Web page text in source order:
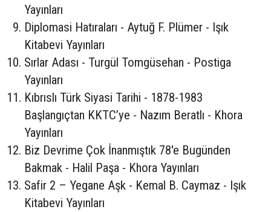
Yayınları
Diplomasi Hatıraları - Aytuğ F. Plümer - Işık
Kitabevi Yayınları
Sırlar Adası - Turgül Tomgüsehan - Postiga
Yayınları
Kıbrıslı Türk Siyasi Tarihi - 1878-1983
Başlangıçtan KKTC’ye - Nazım Beratlı - Khora
Yayınları
Biz Devrime Çok İnanmıştık 78'e Bugünden
Bakmak - Halil Paşa - Khora Yayınları
Safir 2 – Yegane Aşk - Kemal B. Caymaz - Işık
Kitabevi Yayınları